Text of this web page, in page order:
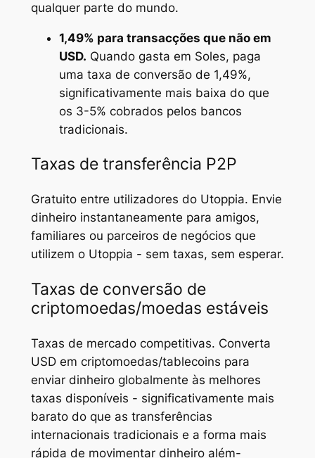
qualquer parte do mundo.
1,49% para transacções que não em
USD. Quando gasta em Soles, paga
uma taxa de conversão de 1,49%,
significativamente mais baixa do que
os 3-5% cobrados pelos bancos
tradicionais.
Taxas de transferência P2P
Gratuito entre utilizadores do Utoppia. Envie
dinheiro instantaneamente para amigos,
familiares ou parceiros de negócios que
utilizem o Utoppia - sem taxas, sem esperar.
Taxas de conversão de
criptomoedas/moedas estáveis
Taxas de mercado competitivas. Converta
USD em criptomoedas/tablecoins para
enviar dinheiro globalmente às melhores
taxas disponíveis - significativamente mais
barato do que as transferências
internacionais tradicionais e a forma mais
rápida de movimentar dinheiro além-